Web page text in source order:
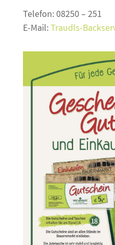
Telefon: 08250 – 251
E-Mail:Traudls-